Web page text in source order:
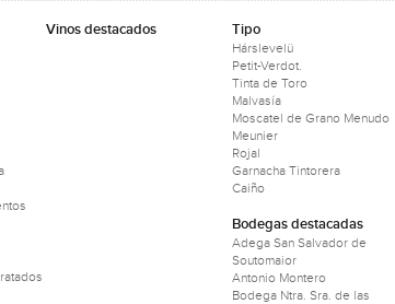
Vinos destacados Tipo
Hárslevelü
Petit-Verdot.
Tinta de Toro
Malvasía
Moscatel de Grano Menudo
Meunier
Rojal
Garnacha Tintorera
Caiño
Bodegas destacadas
Adega San Salvador de
Soutomaior
Antonio Montero
Bodega Ntra. Sra. de las